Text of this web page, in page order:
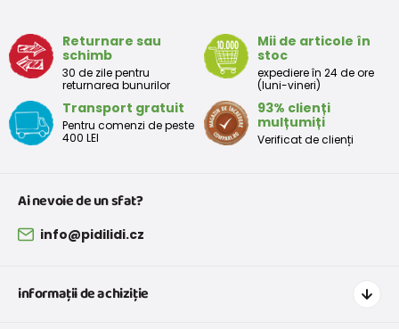
Returnare sau
schimb
30 de zile pentru
returnarea bunurilor
Mii de articole în
stoc
expediere în 24 de ore
(luni-vineri)
Transport gratuit
Pentru comenzi de peste
400 LEI
93% clienți
mulțumiți
Verificat de clienți
Ai nevoie de un sfat?
info@pidilidi.cz
informații de achiziție